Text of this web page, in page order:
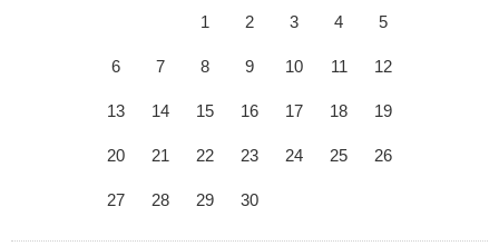
1
2 3 4 5
6 7 8 9 10 11 12
13 14 15 16 17 18 19
20 21 22 23 24 25 26
27 28 29 30